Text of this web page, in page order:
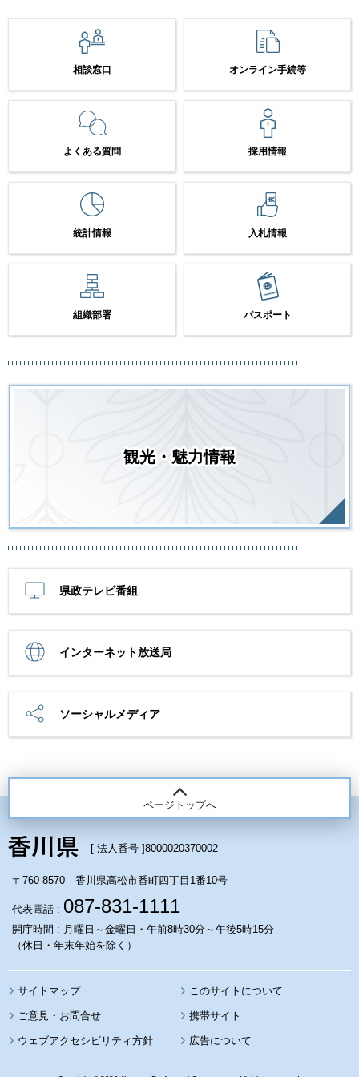
相談窓口 オンライン手続等
よくある質問 採用情報
統計情報 入札情報
組織部署 パスポート
観光・魅力情報
県政テレビ番組
インターネット放送局
ソーシャルメディア
ページトップへ
[ 法人番号 ]8000020370002
〒760-8570 香川県高松市番町四丁目1番10号
代表電話 : 087-831-1111
開庁時間 : 月曜日～金曜日・午前8時30分～午後5時15分
（休日・年末年始を除く）
サイトマップ このサイトについて
携帯サイト
ウェブアクセシビリティ方針 広告について